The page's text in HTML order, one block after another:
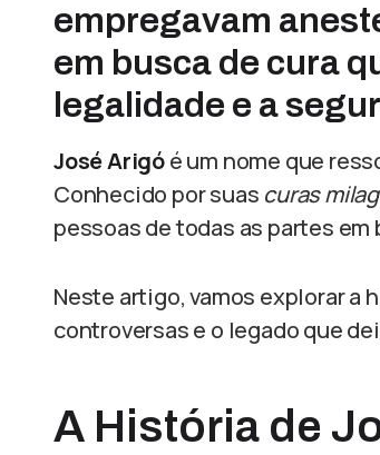
empregavam
em busca de cura
legalidade e a
José Arigóé um nome que
Conhecido por suas curas
pessoas de todas as partes
Neste artigo, vamos explorar a
controversas e o legado que
A História de